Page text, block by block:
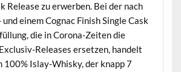
Release zu erwerben. Bei der nach
einem Cognac Finish Single Cask
die in Corona-Zeiten die
Releases ersetzen, handelt
100% Islay-Whisky, der knapp 7